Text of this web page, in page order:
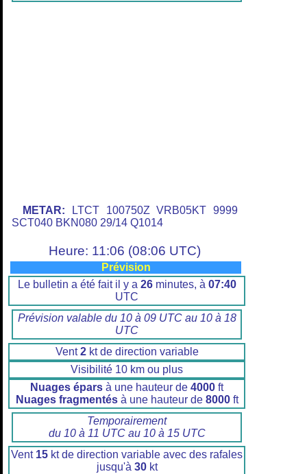
METAR: LTCT 100750Z VRB05KT 9999
SCT040 BKN080 29/14 Q1014
Heure: 11:06 (08:06 UTC)
Prévision
Le bulletin a été fait il y a 26minutes, à 07:40
UTC
Prévision valable du 10 à 09 UTC au 10 à 18
UTC
Vent2kt de direction variable
Visibilité 10 km ou plus
Nuages épars à une hauteur de 4000 ft
Nuages fragmentésà une hauteur de 8000ft
Temporairement
du 10 à 11 UTC au 10 à 15 UTC
Vent 15 kt de direction variable avec des rafales
jusqu'à 30kt